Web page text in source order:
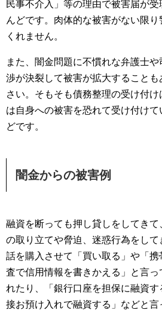
民事不介入」等の理由で被害届が
んどです。肉体的な被害がない限
くれません。
また、闇金問題に不慣れな弁護士
渉が決裂して被害が拡大すること
さい。そもそも債務整理の受け付
は自身への被害を恐れて受け付け
どです。
闇金からの被害例
融資を断っても押し貸しをしてき
の取り立てや脅迫、迷惑行為をし
話を購入させて「買い取る」や「
査で信用情報を書きかえる」と言
れたり、「銀行口座を担保に融資
接お預け入れで融資する」などと